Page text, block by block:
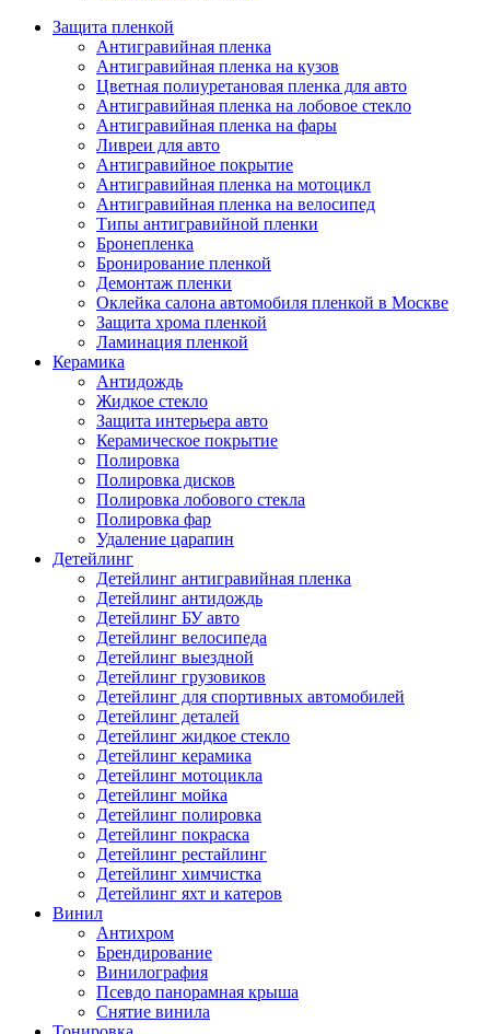
Защита пленкой
Антигравийная пленка
Антигравийная пленка на кузов
Цветная полиуретановая пленка для авто
Антигравийная пленка на лобовое стекло
Антигравийная пленка на фары
Ливреи для авто
Антигравийное покрытие
Антигравийная пленка на мотоцикл
Антигравийная пленка на велосипед
Типы антигравийной пленки
Бронепленка
Бронирование пленкой
Демонтаж пленки
Оклейка салона автомобиля пленкой в Москве
Защита хрома пленкой
Ламинация пленкой
Керамика
Антидождь
Жидкое стекло
Защита интерьера авто
Керамическое покрытие
Полировка
Полировка дисков
Полировка лобового стекла
Полировка фар
Удаление царапин
Детейлинг
Детейлинг антигравийная пленка
Детейлинг антидождь
Детейлинг БУ авто
Детейлинг велосипеда
Детейлинг выездной
Детейлинг грузовиков
Детейлинг для спортивных автомобилей
Детейлинг деталей
Детейлинг жидкое стекло
Детейлинг керамика
Детейлинг мотоцикла
Детейлинг мойка
Детейлинг полировка
Детейлинг покраска
Детейлинг рестайлинг
Детейлинг химчистка
Детейлинг яхт и катеров
Винил
Антихром
Брендирование
Винилография
Псевдо панорамная крыша
Снятие винила